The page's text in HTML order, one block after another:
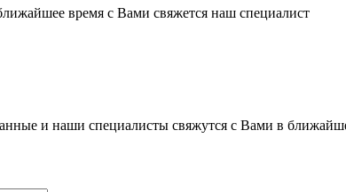
время с Вами свяжется наш специалист
и наши специалисты свяжутся с Вами в